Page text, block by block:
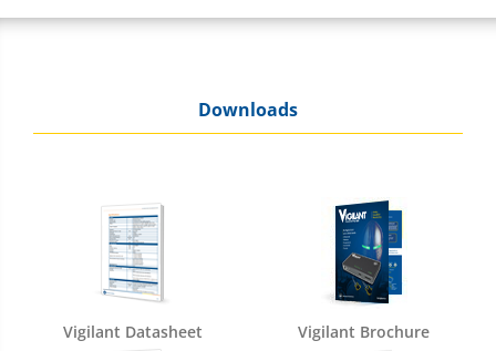
Downloads
Vigilant Datasheet Vigilant Brochure